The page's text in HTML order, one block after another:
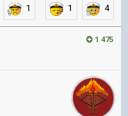
1 1 4
1 475